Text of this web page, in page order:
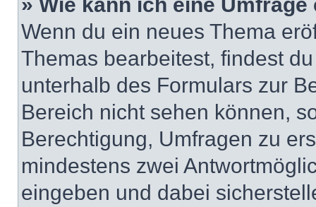
Wenn du ein neues Thema
Themas bearbeitest, findest
unterhalb des Formulars zur
Bereich nicht sehen können,
Berechtigung, Umfragen zu
mindestens zwei
eingeben und dabei